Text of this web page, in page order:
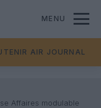
MENU
AIR JOURNAL
Affaires modulable